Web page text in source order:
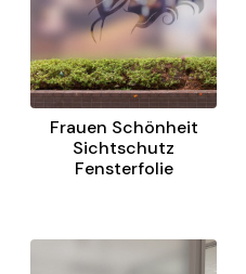
Frauen Schönheit
Sichtschutz
Fensterfolie